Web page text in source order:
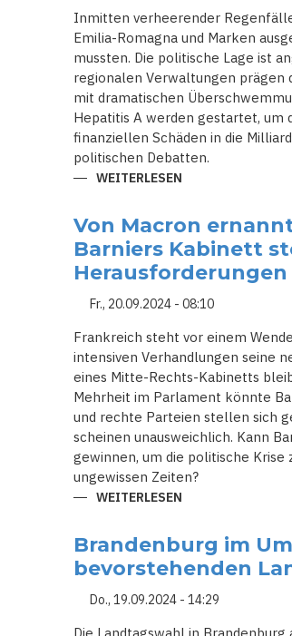
GESAMTEN
AN
Inmitten verheerender
Emilia-Romagna und Marken
mussten. Die politische Lage ist
regionalen Verwaltungen prägen
mit dramatischen
Hepatitis A werden gestartet, um
finanziellen Schäden in die
politischen Debatten.
WEITERLESEN
FLUT:
UND
POLITISCHE
SPANNUNGEN
ITALIEN
Von Macron
Barniers Kabinett
Herausforderungen
Fr., 20.09.2024 - 08:10
Frankreich steht vor einem
intensiven Verhandlungen seine
eines Mitte-Rechts-Kabinetts
Mehrheit im Parlament könnte
und rechte Parteien stellen sich
scheinen unausweichlich. Kann
gewinnen, um die politische
ungewissen Zeiten?
WEITERLESEN
ERNANNT,
VON
MISSTRAUEN
UMGEBEN:
KABINETT
VOR
Brandenburg im
bevorstehenden
Do., 19.09.2024 - 14:29